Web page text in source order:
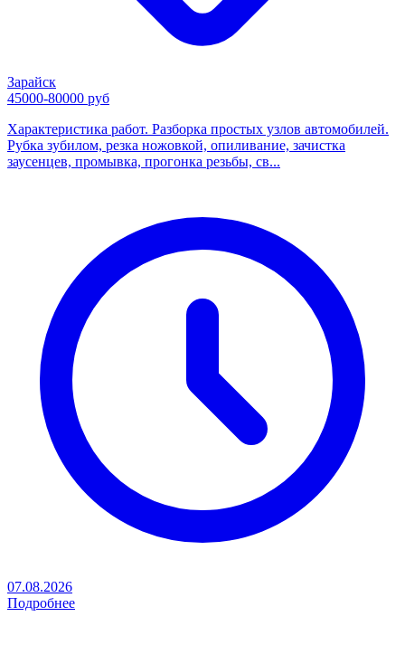
Зарайск
45000-80000 руб
Характеристика работ. Разборка простых узлов автомобилей.
Рубка зубилом, резка ножовкой, опиливание, зачистка
заусенцев, промывка, прогонка резьбы, св...
07.08.2026
Подробнее